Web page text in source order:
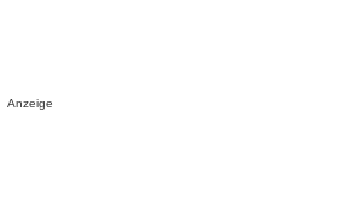
Anzeige